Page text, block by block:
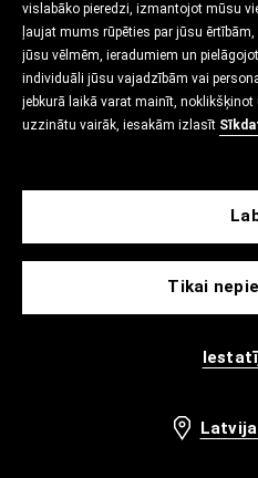
vislabāko pieredzi, izmantojot mūsu
ļaujat mums rūpēties par jūsu
jūsu vēlmēm, ieradumiem un
individuāli jūsu vajadzībām vai
jebkurā laikā varat mainīt, noklikšķinot
uzzinātu vairāk, iesakām izlasīt
Tikai